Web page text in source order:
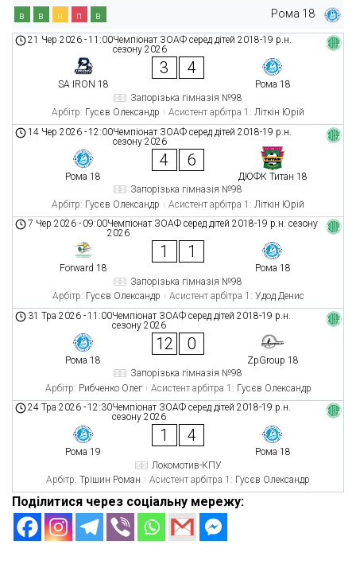
Рома 18
в в н п в
Чемпіонат ЗОАФ серед дітей 2018-19 р.н.
сезону 2026
21 Чер 2026 -11:00
SA IRON 18
3 4
Рома 18
Запорізька гімназія №98
Арбітр: Гусєв Олександр Асистент арбітра 1: Літкін Юрій
Чемпіонат ЗОАФ серед дітей 2018-19 р.н.
сезону 2026
14 Чер 2026 -12:00
Рома 18
4 6
ДЮФК Титан 18
Запорізька гімназія №98
Арбітр: Гусєв Олександр Асистент арбітра 1: Літкін Юрій
Чемпіонат ЗОАФ серед дітей 2018-19 р.н. сезону
2026
7 Чер 2026 - 09:00
Forward 18
1 1
Рома 18
Запорізька гімназія №98
Арбітр: Гусєв Олександр Асистент арбітра 1: Удод Денис
Чемпіонат ЗОАФ серед дітей 2018-19 р.н.
сезону 2026
31 Тра 2026 -11:00
Рома 18
12 0
ZpGroup 18
Запорізька гімназія №98
Арбітр: Рибченко Олег Асистент арбітра 1: Гусєв Олександр
Чемпіонат ЗОАФ серед дітей 2018-19 р.н.
сезону 2026
24 Тра 2026 -12:30
Рома 19
1 4
Рома 18
Локомотив-КПУ
Арбітр: Трішин Роман Асистент арбітра 1: Гусєв Олександр
Поділитися через соціальну мережу: